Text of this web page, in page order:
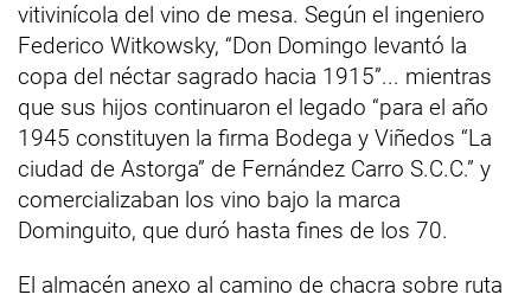
vitivinícola del vino de mesa. Según el ingeniero
Federico Witkowsky, “Don Domingo levantó la
copa del néctar sagrado hacia 1915”... mientras
que sus hijos continuaron el legado “para el año
1945 constituyen la firma Bodega y Viñedos “La
ciudad de Astorga” de Fernández Carro S.C.C.” y
comercializaban los vino bajo la marca
Dominguito, que duró hasta fines de los 70.
El almacén anexo al camino de chacra sobre ruta